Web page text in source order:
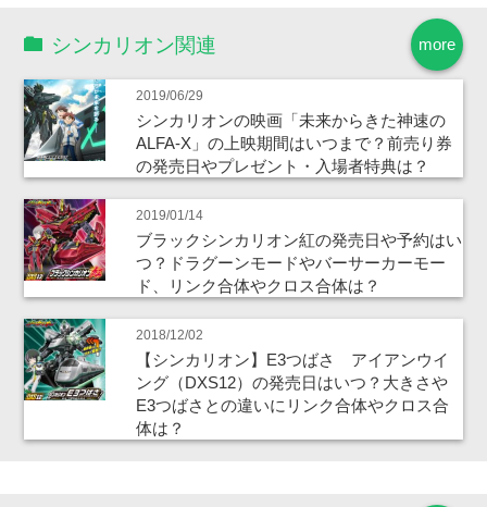
more
シンカリオン関連
2019/06/29
シンカリオンの映画「未来からきた神速の
ALFA-X」の上映期間はいつまで？前売り券
の発売日やプレゼント・入場者特典は？
2019/01/14
ブラックシンカリオン紅の発売日や予約はい
つ？ドラグーンモードやバーサーカーモー
ド、リンク合体やクロス合体は？
2018/12/02
【シンカリオン】E3つばさ アイアンウイ
ング（DXS12）の発売日はいつ？大きさや
E3つばさとの違いにリンク合体やクロス合
体は？